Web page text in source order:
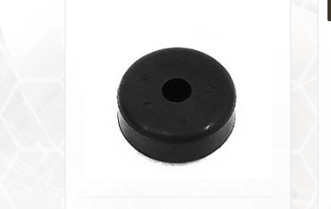
– ТагАЗ Tager 2008-2011 г.в.
– Daihatsu Rocky 1987-1998
– Great Wall Wingle II (Wingle
5) 2011- г.в.
– Great Wall Sailor 2005-2010
– Great Wall Wingle I (Wingle